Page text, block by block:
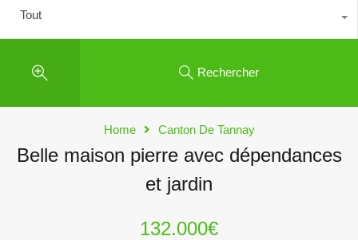
Tout
Rechercher
Home Canton De Tannay
Belle maison pierre avec dépendances
et jardin
132.000€